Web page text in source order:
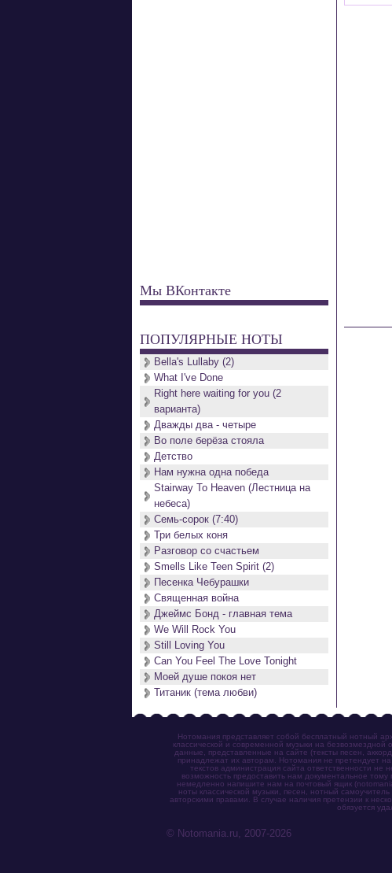
Мы ВКонтакте
ПОПУЛЯРНЫЕ НОТЫ
Bella's Lullaby (2)
What I've Done
Right here waiting for you (2
варианта)
Дважды два - четыре
Во поле берёза стояла
Детство
Нам нужна одна победа
Stairway To Heaven (Лестница на
небеса)
Семь-сорок (7:40)
Три белых коня
Разговор со счастьем
Smells Like Teen Spirit (2)
Песенка Чебурашки
Священная война
Джеймс Бонд - главная тема
We Will Rock You
Still Loving You
Can You Feel The Love Tonight
Моей душе покоя нет
Титаник (тема любви)
Нотомания представляет собой бесплатный нотный
классической и современной музыки на
данные, представленные на сайте (тексты песен,
принадлежат их авторам. Нотомания не претендует
текстов администрация сайта ответственности
возможность предоставить нам документальное
немедленно напишите нам на почтовый ящик
ноты классической музыки, песен, нотный
авторскими правами. В случае наличия претензии к
обязуется
© Notomania.ru, 2007-2026